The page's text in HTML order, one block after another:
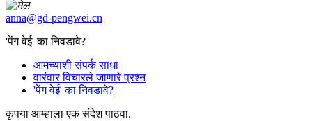
anna@gd-pengwei.cn
'पेंग वेई' का निवडावे?
आमच्याशी संपर्क साधा
वारंवार विचारले जाणारे प्रश्न
'पेंग वेई' का निवडावे?
कृपया आम्हाला एक संदेश पाठवा.